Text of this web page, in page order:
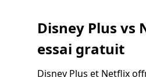
Disney Plus vs
essai gratuit
Disney Plus et Netflix